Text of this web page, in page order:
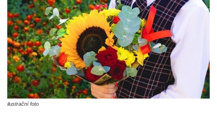
ilustrační foto